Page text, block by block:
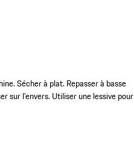
Sécher à plat. Repasser à basse
sur l’envers. Utiliser une lessive pour